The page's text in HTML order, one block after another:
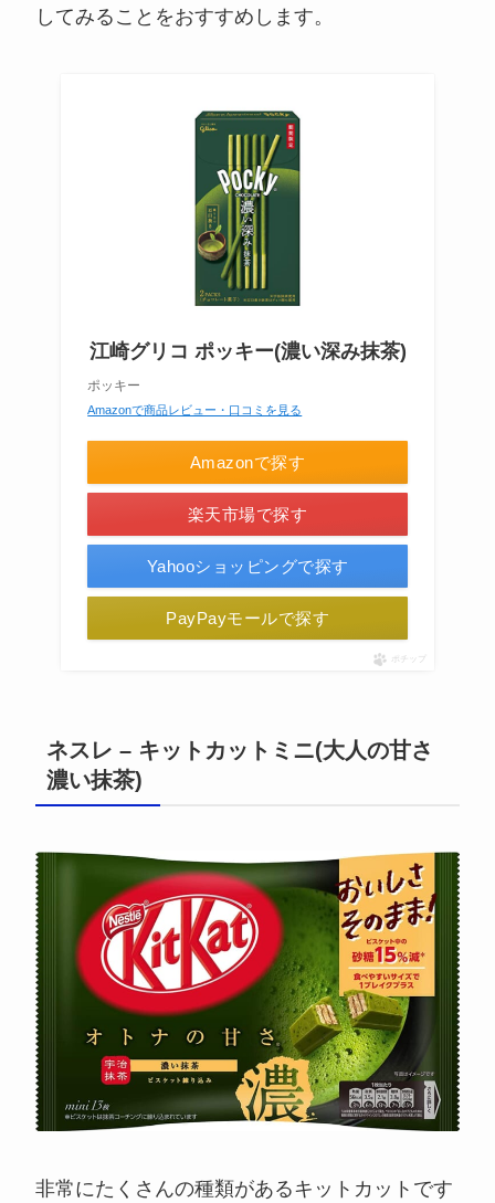
してみることをおすすめします。
江崎グリコ ポッキー(濃い深み抹茶)
ポッキー
Amazonで商品レビュー・口コミを見る
Amazonで探す
楽天市場で探す
Yahooショッピングで探す
PayPayモールで探す
ポチップ
ネスレ – キットカットミニ(大人の甘さ
濃い抹茶)
非常にたくさんの種類があるキットカットです